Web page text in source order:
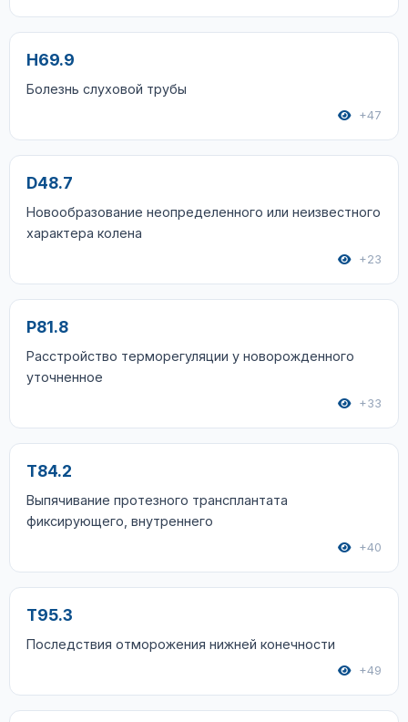
H69.9
Болезнь слуховой трубы
+47
D48.7
Новообразование неопределенного или неизвестного
характера колена
+23
P81.8
Расстройство терморегуляции у новорожденного
уточненное
+33
T84.2
Выпячивание протезного трансплантата
фиксирующего, внутреннего
+40
T95.3
Последствия отморожения нижней конечности
+49